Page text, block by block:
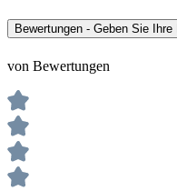
Bewertungen - Geben Sie Ihre
von Bewertungen